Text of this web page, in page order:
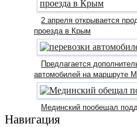
2 апреля открывается
проезда в Крым
Предлагается
автомобилей на маршруте
Мединский пообещал
Навигация